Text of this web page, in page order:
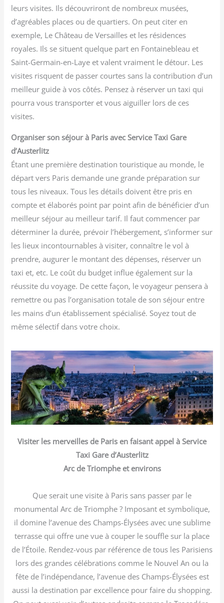
leurs visites. Ils découvriront de nombreux musées,
d’agréables places ou de quartiers. On peut citer en
exemple, Le Château de Versailles et les résidences
royales. Ils se situent quelque part en Fontainebleau et
Saint-Germain-en-Laye et valent vraiment le détour. Les
visites risquent de passer courtes sans la contribution d’un
meilleur guide à vos côtés. Pensez à réserver un taxi qui
pourra vous transporter et vous aiguiller lors de ces
visites.
Organiser son séjour à Paris avec Service Taxi Gare
d’Austerlitz
Étant une première destination touristique au monde, le
départ vers Paris demande une grande préparation sur
tous les niveaux. Tous les détails doivent être pris en
compte et élaborés point par point afin de bénéficier d’un
meilleur séjour au meilleur tarif. Il faut commencer par
déterminer la durée, prévoir l’hébergement, s’informer sur
les lieux incontournables à visiter, connaître le vol à
prendre, augurer le montant des dépenses, réserver un
taxi et, etc. Le coût du budget influe également sur la
réussite du voyage. De cette façon, le voyageur pensera à
remettre ou pas l’organisation totale de son séjour entre
les mains d’un établissement spécialisé. Soyez tout de
même sélectif dans votre choix.
Visiter les merveilles de Paris en faisant appel à Service
Taxi Gare d’Austerlitz
Arc de Triomphe et environs
Que serait une visite à Paris sans passer par le
monumental Arc de Triomphe ? Imposant et symbolique,
il domine l’avenue des Champs-Élysées avec une sublime
terrasse qui offre une vue à couper le souffle sur la place
de l’Étoile. Rendez-vous par référence de tous les Parisiens
lors des grandes célébrations comme le Nouvel An ou la
fête de l’indépendance, l’avenue des Champs-Élysées est
aussi la destination par excellence pour faire du shopping.